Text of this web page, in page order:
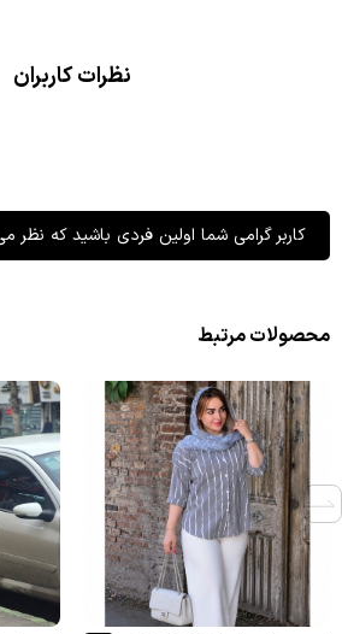
نظرات کاربران
کاربر گرامی شما اولین فردی باشید که نظر
محصولات مرتبط